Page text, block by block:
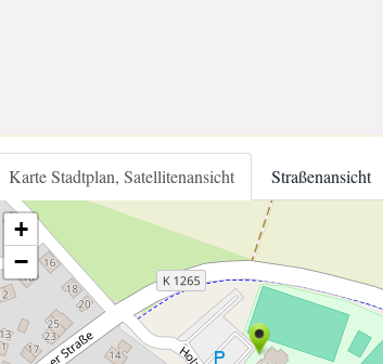
Karte Stadtplan, Satellitenansicht Straßenansicht
+
−